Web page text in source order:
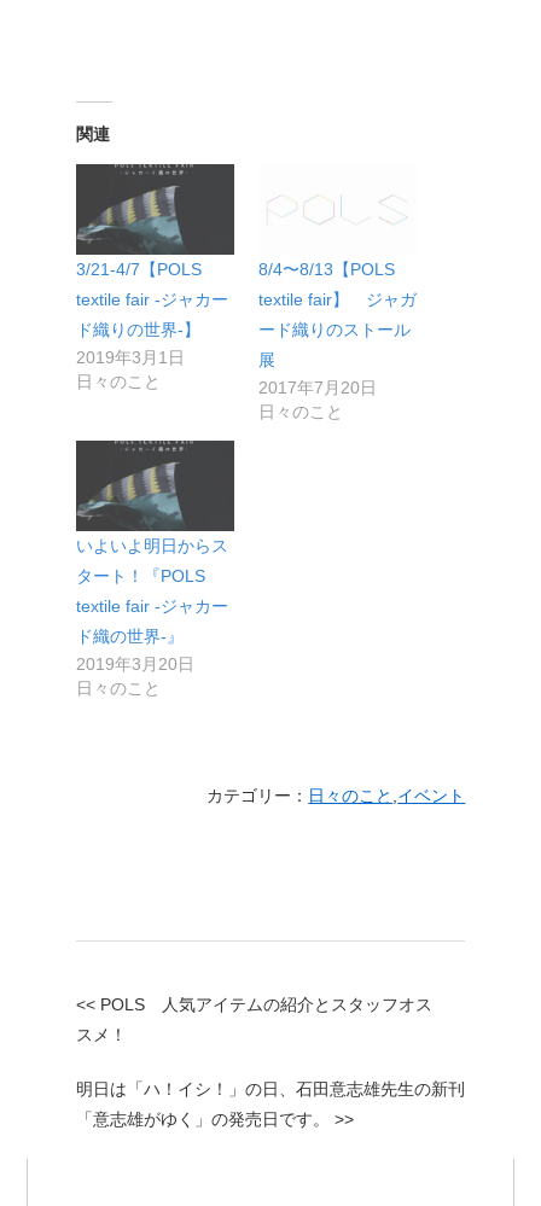
関連
3/21-4/7【POLS
textile fair -ジャカー
ド織りの世界-】
2019年3月1日
日々のこと
8/4〜8/13【POLS
textile fair】 ジャガ
ード織りのストール
展
2017年7月20日
日々のこと
いよいよ明日からス
タート！『POLS
textile fair -ジャカー
ド織の世界-』
2019年3月20日
日々のこと
カテゴリー： 日々のこと イベント
<< POLS 人気アイテムの紹介とスタッフオス
スメ！
明日は「ハ！イシ！」の日、石田意志雄先生の新刊
「意志雄がゆく」の発売日です。 >>